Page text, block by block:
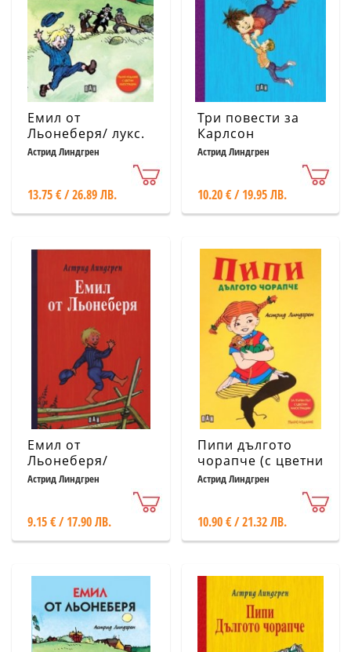
Емил от
Льонеберя/ лукс.
Астрид Линдгрен
13.75 € / 26.89 ЛВ.
Три повести за
Карлсон
Астрид Линдгрен
10.20 € / 19.95 ЛВ.
Емил от
Льонеберя/
твърда корица
Астрид Линдгрен
9.15 € / 17.90 ЛВ.
Пипи дългото
чорапче (с цветни
илюстрации)
Астрид Линдгрен
10.90 € / 21.32 ЛВ.